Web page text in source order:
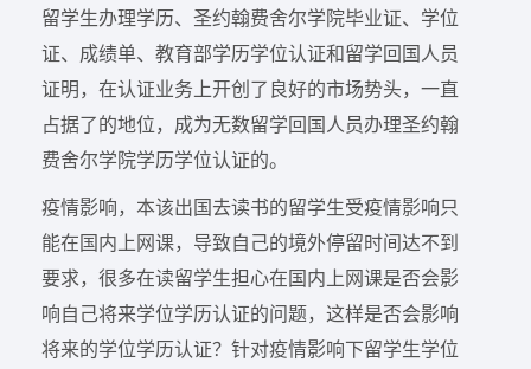
留学生办理学历、圣约翰费舍尔学院毕业证、学位
证、成绩单、教育部学历学位认证和留学回国人员
证明，在认证业务上开创了良好的市场势头，一直
占据了的地位，成为无数留学回国人员办理圣约翰
费舍尔学院学历学位认证的。
疫情影响，本该出国去读书的留学生受疫情影响只
能在国内上网课，导致自己的境外停留时间达不到
要求，很多在读留学生担心在国内上网课是否会影
响自己将来学位学历认证的问题，这样是否会影响
将来的学位学历认证？针对疫情影响下留学生学位